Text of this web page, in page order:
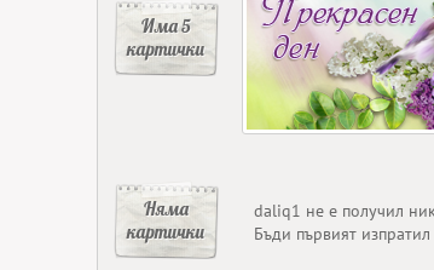
Има 5
картички
Няма
картички
daliq1 не е получил
Бъди първият